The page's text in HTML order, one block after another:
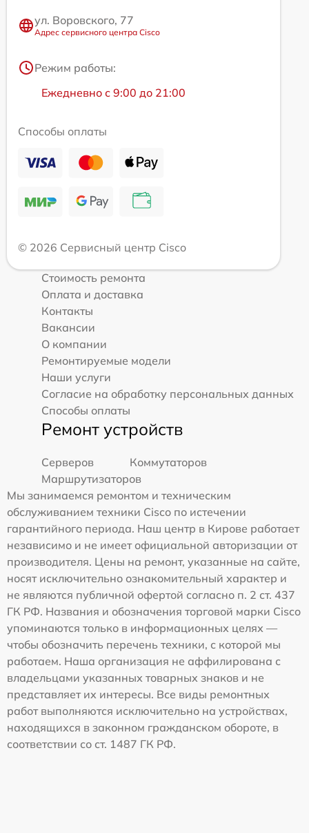
ул. Воровского, 77
Адрес сервисного центра Cisco
Режим работы:
Ежедневно с 9:00 до 21:00
Способы оплаты
© 2026 Сервисный центр Cisco
Стоимость ремонта
Оплата и доставка
Контакты
Вакансии
О компании
Ремонтируемые модели
Наши услуги
Согласие на обработку персональных данных
Способы оплаты
Ремонт устройств
Серверов
Коммутаторов
Маршрутизаторов
Мы занимаемся ремонтом и техническим
обслуживанием техники Cisco по истечении
гарантийного периода. Наш центр в Кирове работает
независимо и не имеет официальной авторизации от
производителя. Цены на ремонт, указанные на сайте,
носят исключительно ознакомительный характер и
не являются публичной офертой согласно п. 2 ст. 437
ГК РФ. Названия и обозначения торговой марки Cisco
упоминаются только в информационных целях —
чтобы обозначить перечень техники, с которой мы
работаем. Наша организация не аффилирована с
владельцами указанных товарных знаков и не
представляет их интересы. Все виды ремонтных
работ выполняются исключительно на устройствах,
находящихся в законном гражданском обороте, в
соответствии со ст. 1487 ГК РФ.